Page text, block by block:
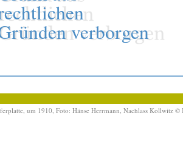
um 1910, Foto: Hänse Herrmann, Nachlass Kollwitz